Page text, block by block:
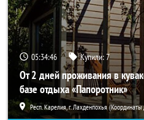
05:34:45 Купили:7
От 2 дней проживания в
базе отдыха «Папоротник»
Респ. Карелия, г. Лахденпохья